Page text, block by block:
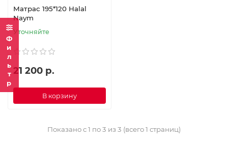
Фильтр
Матрас 195*120 Halal
Naym
Уточняйте
21 200 р.
В корзину
Показано с 1 по 3 из 3 (всего 1 страниц)